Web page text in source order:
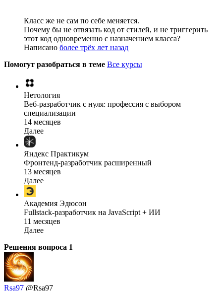
Класс же не сам по себе меняется.
Почему бы не отвязать код от стилей, и не триггерить
этот код одновременно с назначением класса?
Написано более трёх лет назад
Помогут разобраться в теме Все курсы
Нетология
Веб-разработчик с нуля: профессия с выбором
специализации
14 месяцев
Далее
Яндекс Практикум
Фронтенд-разработчик расширенный
13 месяцев
Далее
Академия Эдюсон
Fullstack-разработчик на JavaScript + ИИ
11 месяцев
Далее
Решения вопроса 1
Rsa97 @Rsa97